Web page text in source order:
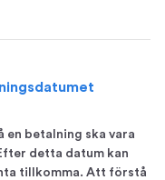
betalning ska vara
detta datum kan
tillkomma. Att förstå